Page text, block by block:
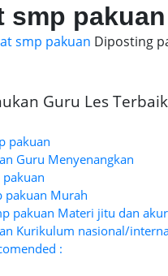
smp pakuan
smp pakuan Diposting
Guru Les
pakuan
Guru Menyenangkan
pakuan Murah
pakuan Materi jitu dan
Kurikulum nasional/
: